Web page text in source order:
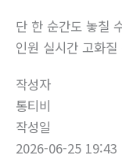
단 한 순간도 놓칠
인원 실시간 고화질
작성자
통티비
작성일
2026-06-25 19:43